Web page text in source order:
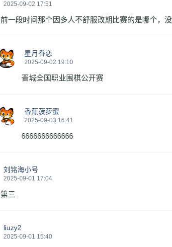
2025-09-02 17:51
前一段时间那个因多人不舒服改期比赛的是哪个，
星月眷恋
2025-09-02 19:10
晋城全国职业围棋公开赛
香蕉菠萝蜜
2025-09-03 16:41
6666666666666
刘铭海小号
2025-09-01 17:04
第三
liuzy2
2025-09-01 15:40